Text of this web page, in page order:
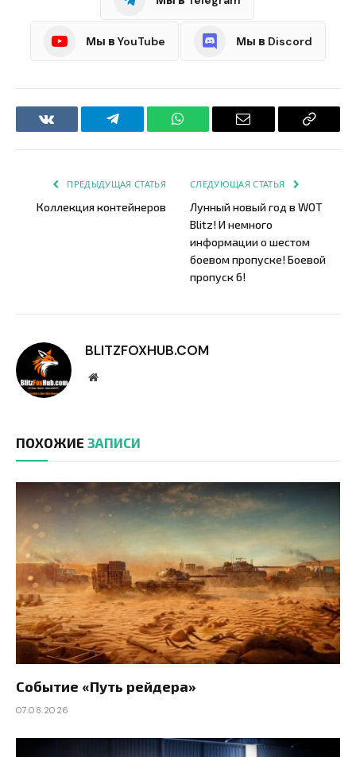
Мы в YouTube Мы в Discord
VKontakteTelegram WhatsApp Email
Copy
ПРЕДЫДУЩАЯ СТАТЬЯ
Коллекция контейнеров
СЛЕДУЮЩАЯ СТАТЬЯ
Лунный новый год в WOT
Blitz! И немного
информации о шестом
боевом пропуске! Боевой
пропуск 6!
BLITZFOXHUB.COM
Website
ПОХОЖИЕ ЗАПИСИ
Событие «Путь рейдера»
07.08.2026